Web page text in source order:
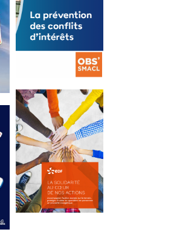
La
prévention
des conflits
d’intérêts
18 septembre 2023
FEUILLETER